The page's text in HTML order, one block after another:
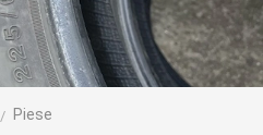
Piese